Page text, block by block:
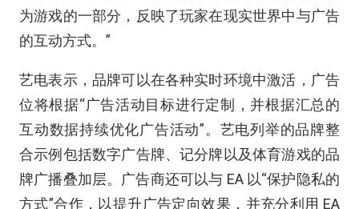
为游戏的一部分，反映了玩家在现实世界中与广告
的互动方式。”
艺电表示，品牌可以在各种实时环境中激活，广告
位将根据“广告活动目标进行定制，并根据汇总的
互动数据持续优化广告活动”。艺电列举的品牌整
合示例包括数字广告牌、记分牌以及体育游戏的品
牌广播叠加层。广告商还可以与 EA 以“保护隐私的
方式”合作，以提升广告定向效果，并充分利用 EA